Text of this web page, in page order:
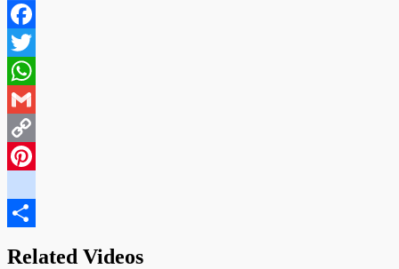
Facebook
Twitter
WhatsApp
Gmail
Copy
google_bookmarks
Related Videos